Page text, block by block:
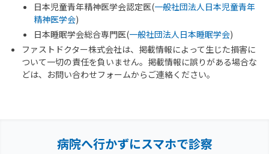
日本児童青年精神医学会認定医(一般社団法人日本児童青年
精神医学会)
日本睡眠学会総合専門医(一般社団法人日本睡眠学会)
ファストドクター株式会社は、掲載情報によって生じた損害に
ついて一切の責任を負いません。掲載情報に誤りがある場合な
どは、お問い合わせフォームからご連絡ください。
病院へ行かずにスマホで診察